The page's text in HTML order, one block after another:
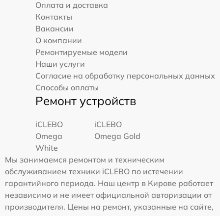
Оплата и доставка
Контакты
Вакансии
О компании
Ремонтируемые модели
Наши услуги
Согласие на обработку персональных данных
Способы оплаты
Ремонт устройств
iCLEBO
Omega
White
iCLEBO
Omega Gold
Мы занимаемся ремонтом и техническим
обслуживанием техники iCLEBO по истечении
гарантийного периода. Наш центр в Кирове работает
независимо и не имеет официальной авторизации от
производителя. Цены на ремонт, указанные на сайте,